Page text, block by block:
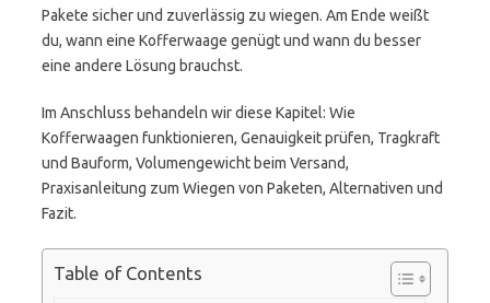
Pakete sicher und zuverlässig zu wiegen. Am Ende weißt
du, wann eine Kofferwaage genügt und wann du besser
eine andere Lösung brauchst.
Im Anschluss behandeln wir diese Kapitel: Wie
Kofferwaagen funktionieren, Genauigkeit prüfen, Tragkraft
und Bauform, Volumengewicht beim Versand,
Praxisanleitung zum Wiegen von Paketen, Alternativen und
Fazit.
Table of Contents